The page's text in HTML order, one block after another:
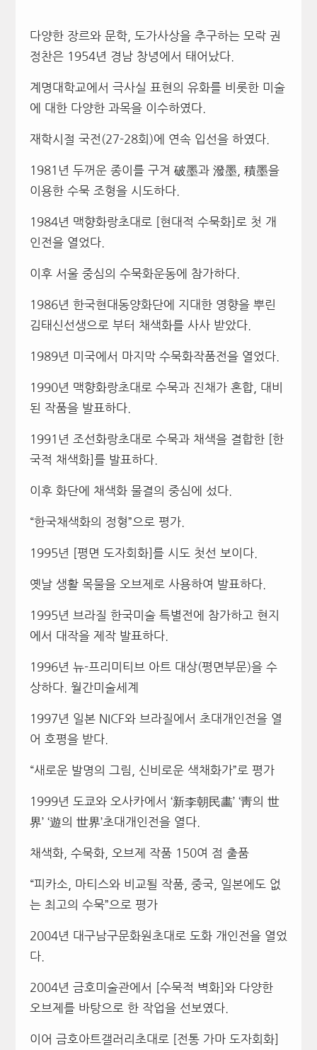
다양한 장르와 문학, 도가사상을 추구하는 모락 권
정찬은 1954년 경남 창녕에서 태어났다.
계명대학교에서 극사실 표현의 유화를 비롯한 미술
에 대한 다양한 과목을 이수하였다.
재학시절 국전(27-28회)에 연속 입선을 하였다.
1981년 두꺼운 종이를 구겨 破墨과 潑墨, 積墨을
이용한 수묵 조형을 시도하다.
1984년 맥향화랑초대로 [현대적 수묵화]로 첫 개
인전을 열었다.
이후 서울 중심의 수묵화운동에 참가하다.
1986년 한국현대동양화단에 지대한 영향을 뿌린
김태신선생으로 부터 채색화를 사사 받았다.
1989년 미국에서 마지막 수묵화작품전을 열었다.
1990년 맥향화랑초대로 수묵과 진채가 혼합, 대비
된 작품을 발표하다.
1991년 조선화랑초대로 수묵과 채색을 결합한 [한
국적 채색화]를 발표하다.
이후 화단에 채색화 물결의 중심에 섰다.
“한국채색화의 정형”으로 평가.
1995년 [평면 도자회화]를 시도 첫선 보이다.
옛날 생활 목물을 오브제로 사용하여 발표하다.
1995년 브라질 한국미술 특별전에 참가하고 현지
에서 대작을 제작 발표하다.
1996년 뉴-프리미티브 아트 대상(평면부문)을 수
상하다. 월간미술세계
1997년 일본 NICF와 브라질에서 초대개인전을 열
어 호평을 받다.
“새로운 발명의 그림, 신비로운 색채화가”로 평가
1999년 도쿄와 오사카에서 ‘新李朝民畵’ ‘靑의 世
界’ ‘遊의 世界’초대개인전을 열다.
채색화, 수묵화, 오브제 작품 150여 점 출품
“피카소, 마티스와 비교될 작품, 중국, 일본에도 없
는 최고의 수묵”으로 평가
2004년 대구남구문화원초대로 도화 개인전을 열었
다.
2004년 금호미술관에서 [수묵적 벽화]와 다양한
오브제를 바탕으로 한 작업을 선보였다.
이어 금호아트갤러리초대로 [전통 가마 도자회화]